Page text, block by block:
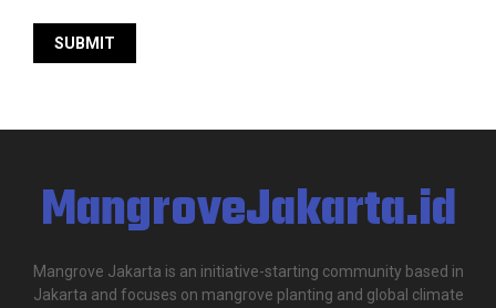
MangroveJakarta.id
Mangrove Jakarta is an initiative-starting community based in
Jakarta and focuses on mangrove planting and global climate